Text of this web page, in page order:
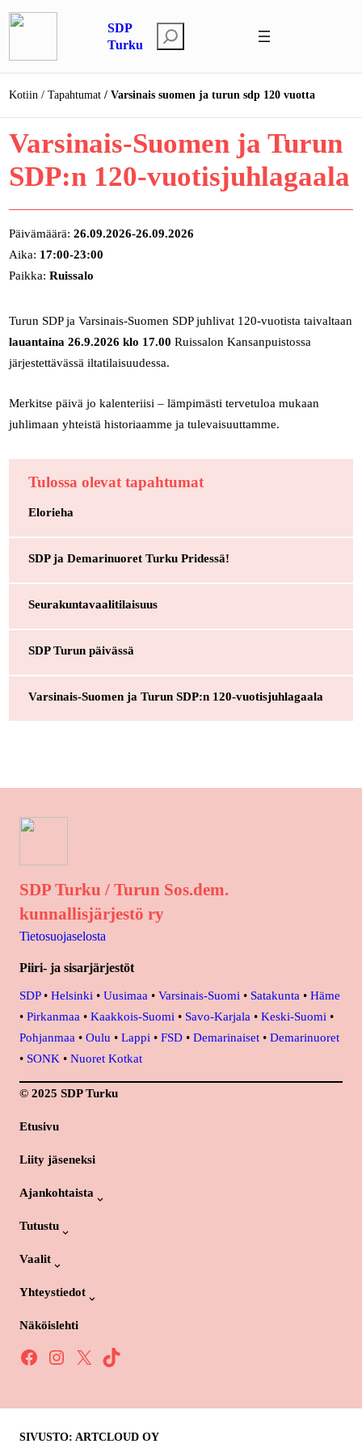
Siirry
sisältöön
SDP
Turku
t
s
i
Kotiin Tapahtumat Varsinais suomen ja turun sdp 120 vuotta
Varsinais-Suomen ja Turun
SDP:n 120-vuotisjuhlagaala
Päivämäärä: 26.09.2026-26.09.2026
Aika: 17:00-23:00
Paikka: Ruissalo
Turun SDP ja Varsinais-Suomen SDP juhlivat 120-vuotista taivaltaan
lauantaina 26.9.2026 klo 17.00 Ruissalon Kansanpuistossa
järjestettävässä iltatilaisuudessa.
Merkitse päivä jo kalenteriisi – lämpimästi tervetuloa mukaan
juhlimaan yhteistä historiaamme ja tulevaisuuttamme.
Tulossa olevat tapahtumat
Elorieha
SDP ja Demarinuoret Turku Pridessä!
Seurakuntavaalitilaisuus
SDP Turun päivässä
Varsinais-Suomen ja Turun SDP:n 120-vuotisjuhlagaala
SDP Turku / Turun Sos.dem.
kunnallisjärjestö ry
Tietosuojaselosta
Piiri- ja sisarjärjestöt
SDP• Helsinki • Uusimaa • Varsinais-Suomi • Satakunta • Häme
• Pirkanmaa • Kaakkois-Suomi • Savo-Karjala • Keski-Suomi •
Pohjanmaa • Oulu • Lappi • FSD • Demarinaiset • Demarinuoret
• SONK • Nuoret Kotkat
© 2025 SDP Turku
Etusivu
Liity jäseneksi
Ajankohtaista
Tutustu
Vaalit
Yhteystiedot
Näköislehti
Facebook Instagram X TikTok
SIVUSTO: ARTCLOUD OY